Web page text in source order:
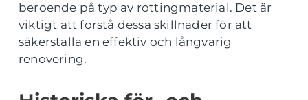
beroende på typ av rottingmaterial. Det är
viktigt att förstå dessa skillnader för att
säkerställa en effektiv och långvarig
renovering.